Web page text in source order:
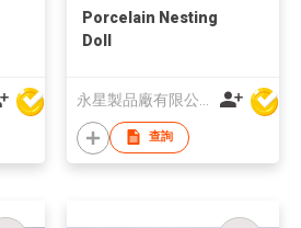
Porcelain Nesting
Doll
查詢